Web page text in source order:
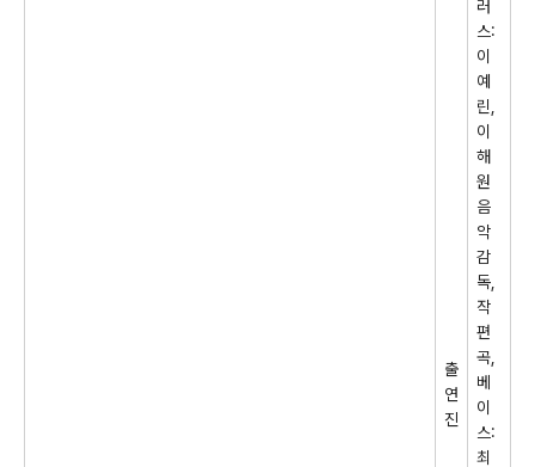
출
연
진
러
스:
이
예
린
이
해
원
음
악
감
독
작
편
곡
베
이
스:
최